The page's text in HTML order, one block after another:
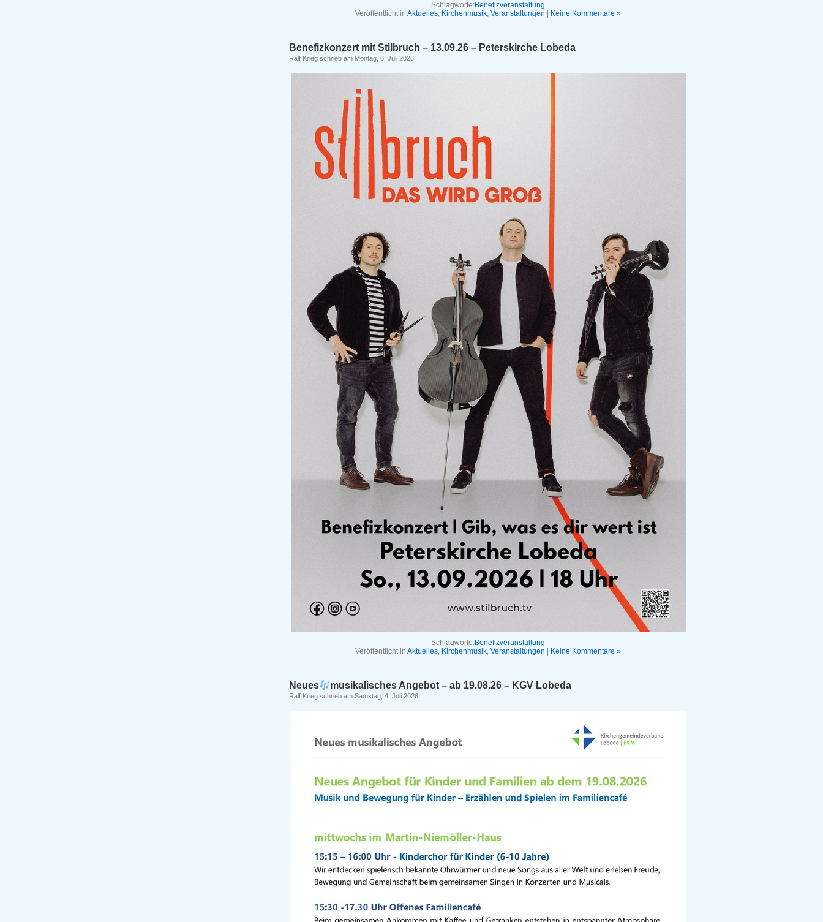
Schlagworte:Benefizveranstaltung
Veröffentlicht in Aktuelles, Kirchenmusik, Veranstaltungen Keine Kommentare »
Benefizkonzert mit Stilbruch – 13.09.26 – Peterskirche Lobeda
Ralf Krieg schrieb am Montag, 6. Juli 2026
Schlagworte:Benefizveranstaltung
Veröffentlicht in Aktuelles, Kirchenmusik, Veranstaltungen Keine Kommentare »
Neues musikalisches Angebot – ab 19.08.26 – KGV Lobeda
Ralf Krieg schrieb am Samstag, 4. Juli 2026